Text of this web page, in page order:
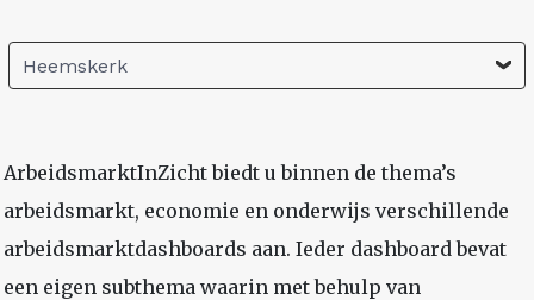
Heemskerk
ArbeidsmarktInZicht biedt u binnen de thema’s
arbeidsmarkt, economie en onderwijs verschillende
arbeidsmarktdashboards aan. Ieder dashboard bevat
een eigen subthema waarin met behulp van